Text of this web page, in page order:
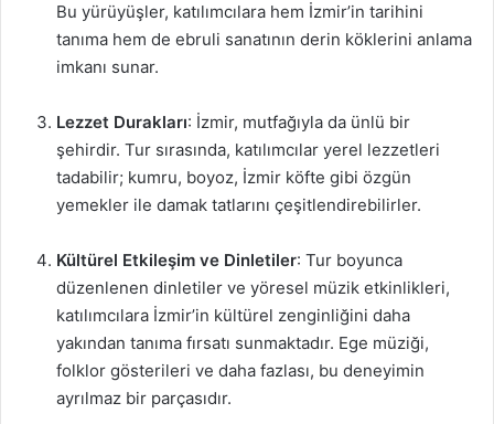
Bu yürüyüşler, katılımcılara hem İzmir’in tarihini
tanıma hem de ebruli sanatının derin köklerini anlama
imkanı sunar.
Lezzet Durakları: İzmir, mutfağıyla da ünlü bir
şehirdir. Tur sırasında, katılımcılar yerel lezzetleri
tadabilir; kumru, boyoz, İzmir köfte gibi özgün
yemekler ile damak tatlarını çeşitlendirebilirler.
Kültürel Etkileşim ve Dinletiler: Tur boyunca
düzenlenen dinletiler ve yöresel müzik etkinlikleri,
katılımcılara İzmir’in kültürel zenginliğini daha
yakından tanıma fırsatı sunmaktadır. Ege müziği,
folklor gösterileri ve daha fazlası, bu deneyimin
ayrılmaz bir parçasıdır.